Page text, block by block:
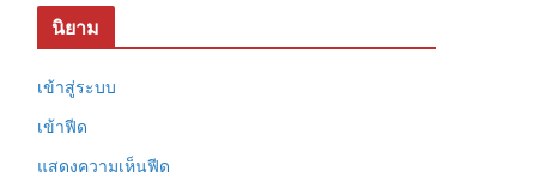
นิยาม
เข้าสู่ระบบ
เข้าฟีด
แสดงความเห็นฟีด